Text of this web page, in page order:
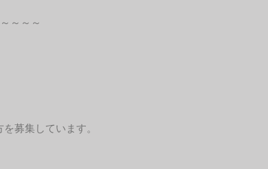
～～～
募集しています。